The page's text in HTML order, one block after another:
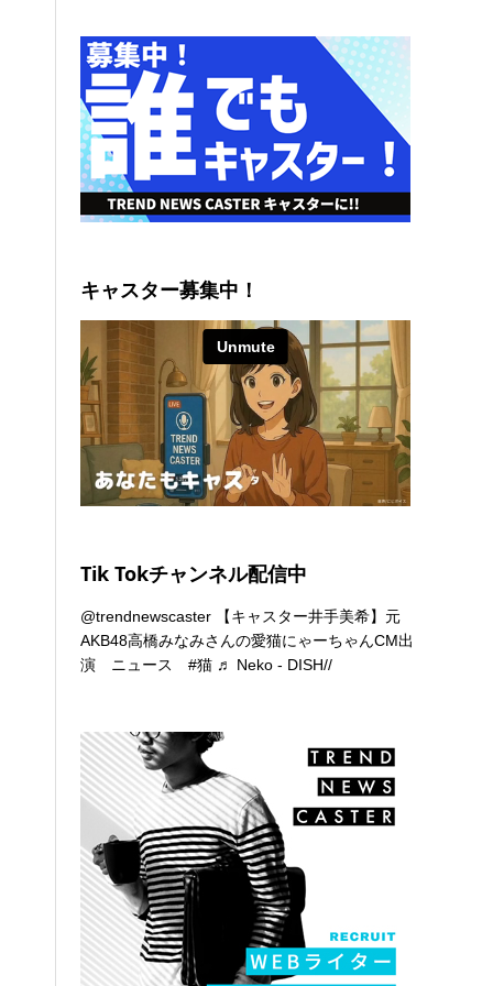
キャスター募集中！
Tik Tokチャンネル配信中
@trendnewscaster 【キャスター井手美希】元
AKB48高橋みなみさんの愛猫にゃーちゃんCM出
演 ニュース#猫 ♬ Neko - DISH//